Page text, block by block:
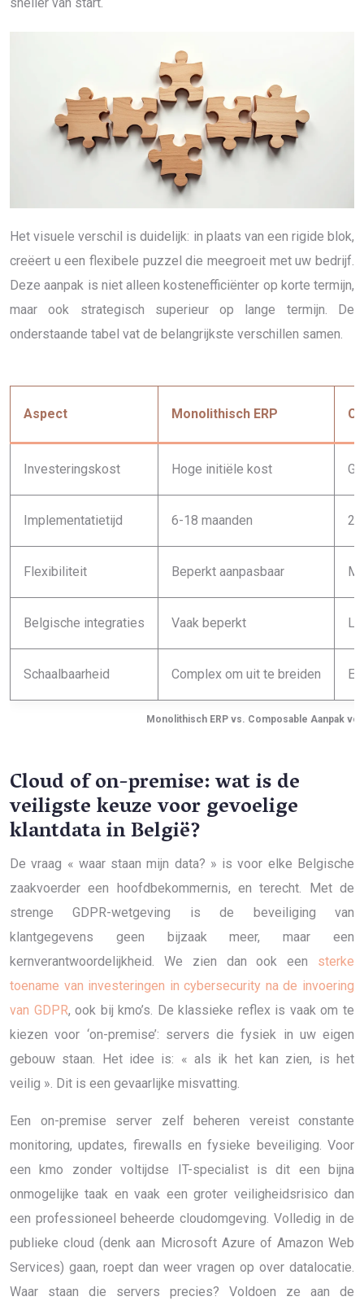
Het visuele verschil is duidelijk: in plaats van een rigide blok,
creëert u een flexibele puzzel die meegroeit met uw bedrijf.
Deze aanpak is niet alleen kostenefficiënter op korte termijn,
maar ook strategisch superieur op lange termijn. De
onderstaande tabel vat de belangrijkste verschillen samen.
Monolithisch ERP vs. Composable Aanpak
Aspect Monolithisch ERP
Investeringskost Hoge initiële kost
Implementatietijd 6-18 maanden 2-
Flexibiliteit Beperkt aanpasbaar
Belgische integraties Vaak beperkt
Schaalbaarheid Complex om uit te breiden
Cloud of on-premise: wat is de
veiligste keuze voor gevoelige
klantdata in België?
De vraag « waar staan mijn data? » is voor elke Belgische
zaakvoerder een hoofdbekommernis, en terecht. Met de
strenge GDPR-wetgeving is de beveiliging van
klantgegevens geen bijzaak meer, maar een
kernverantwoordelijkheid. We zien dan ook een sterke
toename van investeringen in cybersecurity na de invoering
van GDPR, ook bij kmo’s. De klassieke reflex is vaak om te
kiezen voor ‘on-premise’: servers die fysiek in uw eigen
gebouw staan. Het idee is: « als ik het kan zien, is het
veilig ». Dit is een gevaarlijke misvatting.
Een on-premise server zelf beheren vereist constante
monitoring, updates, firewalls en fysieke beveiliging. Voor
een kmo zonder voltijdse IT-specialist is dit een bijna
onmogelijke taak en vaak een groter veiligheidsrisico dan
een professioneel beheerde cloudomgeving. Volledig in de
publieke cloud (denk aan Microsoft Azure of Amazon Web
Services) gaan, roept dan weer vragen op over datalocatie.
Waar staan die servers precies? Voldoen ze aan de